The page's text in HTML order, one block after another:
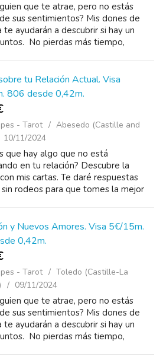
que te atrae, pero no estás
sus sentimientos? Mis dones de
te ayudarán a descubrir si hay un
No pierdas más tiempo,
tu Relación Actual. Visa
806 desde 0,42m.
- Tarot
Abesedo (Castille and
10/11/2024
que hay algo que no está
en tu relación? Descubre la
mis cartas. Te daré respuestas
sin rodeos para que tomes la mejor
y Nuevos Amores. Visa 5€/15m.
0,42m.
- Tarot
Toledo (Castille-La
09/11/2024
que te atrae, pero no estás
sus sentimientos? Mis dones de
te ayudarán a descubrir si hay un
No pierdas más tiempo,